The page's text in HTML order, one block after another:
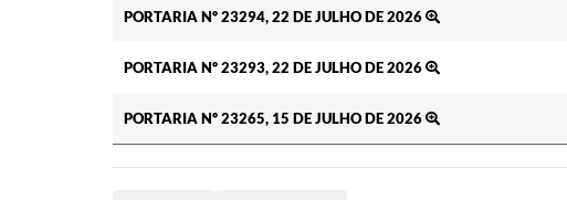
PORTARIA Nº 23294, 22 DE JULHO DE 2026
PORTARIA Nº 23293, 22 DE JULHO DE 2026
PORTARIA Nº 23265, 15 DE JULHO DE 2026